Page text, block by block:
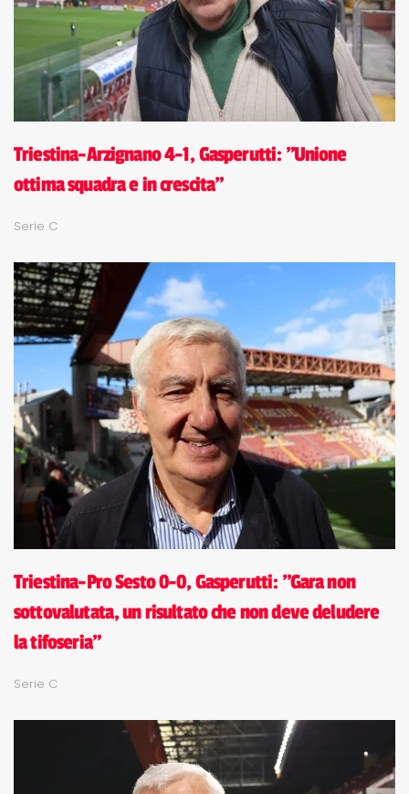
Triestina-Arzignano 4-1, Gasperutti: "Unione
ottima squadra e in crescita"
Serie C
Triestina-Pro Sesto 0-0, Gasperutti: "Gara non
sottovalutata, un risultato che non deve deludere
la tifoseria"
Serie C